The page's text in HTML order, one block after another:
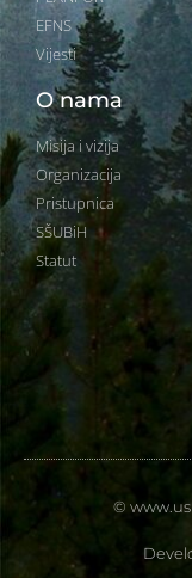
EFNS
Vijesti
O nama
Misija i vizija
Organizacija
Pristupnica
SŠUBiH
Statut
©